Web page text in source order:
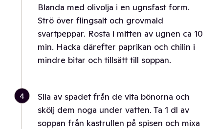
Blanda med olivolja i en ugnsfast form.
Strö över flingsalt och grovmald
svartpeppar. Rosta i mitten av ugnen ca 10
min. Hacka därefter paprikan och chilin i
mindre bitar och tillsätt till soppan.
4
Sila av spadet från de vita bönorna och
skölj dem noga under vatten. Ta 1 dl av
soppan från kastrullen på spisen och mixa